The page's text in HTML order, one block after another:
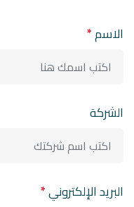
الاسم*
الشركة
البريد الإلكتروني*